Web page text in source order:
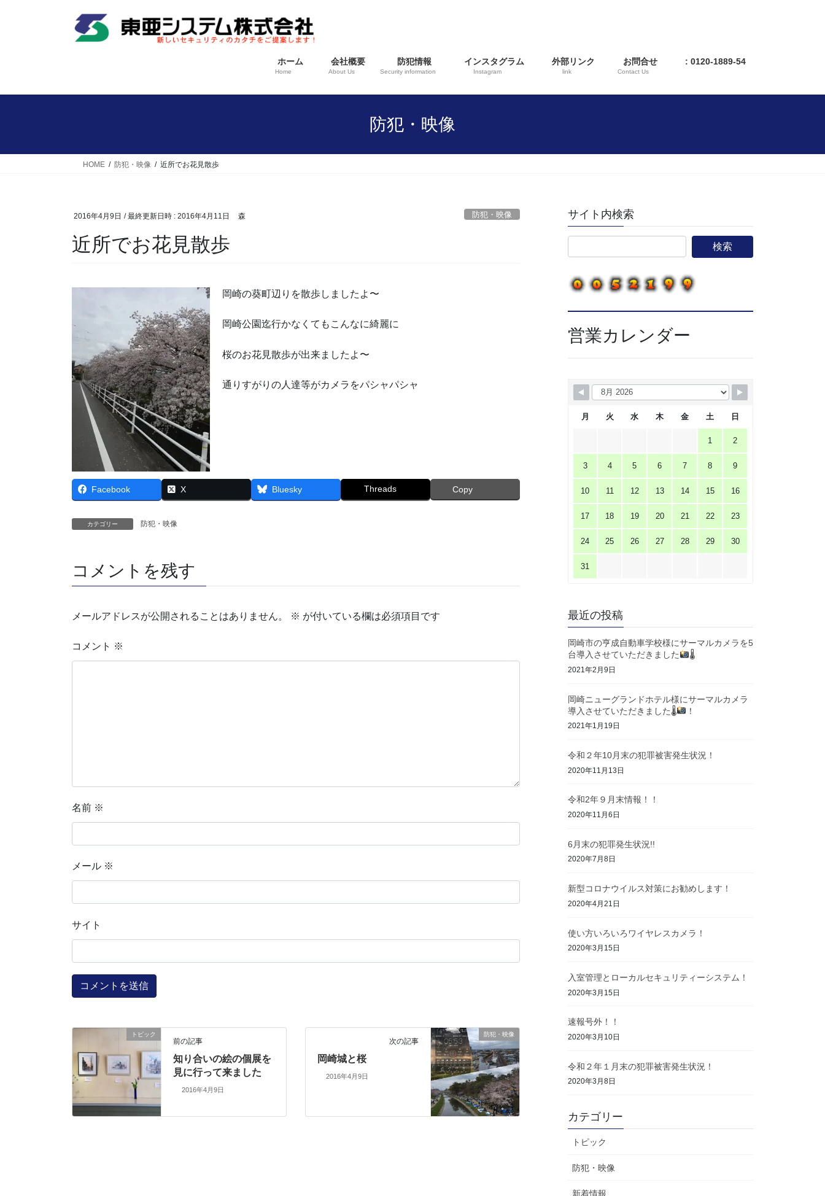
ス
ン
ホーム
Home
会社概要
About Us
防犯情報
Security information
インスタグラム
Instagram
外部リンク
link
お問合せ
Contact Us
: 0120-1889-54
防犯・映像
HOME 防犯・映像 近所でお花見散歩
2016年4月9日 / 最終更新日時 : 2016年4月11日 森 防犯・映像
近所でお花見散歩
岡崎の葵町辺りを散歩しましたよ〜
岡崎公園迄行かなくてもこんなに綺麗に
桜のお花見散歩が出来ましたよ〜
通りすがりの人達等がカメラをパシャパシャ
Facebook X Bluesky Threads Copy
カテゴリー 防犯・映像
コメントを残す
メールアドレスが公開されることはありません。 ※ が付いている欄は必須項目です
コメント ※
名前 ※
メール ※
サイト
トピック
前の記事
知り合いの絵の個展を
見に行って来ました
2016年4月9日
防犯・映像
次の記事
岡崎城と桜
2016年4月9日
サイト内検索
営業カレンダー
月 火 水 木 金 土 日
1 2
3 4 5 6 7 8 9
10 11 12 13 14 15 16
17 18 19 20 21 22 23
24 25 26 27 28 29 30
31
最近の投稿
岡崎市の亨成自動車学校様にサーマルカメラを5
台導入させていただきました
🌡
2021年2月9日
岡崎ニューグランドホテル様にサーマルカメラ
導入させていただきました🌡
！
2021年1月19日
令和２年10月末の犯罪被害発生状況！
2020年11月13日
令和2年９月末情報！！
2020年11月6日
6月末の犯罪発生状況!!
2020年7月8日
新型コロナウイルス対策にお勧めします！
2020年4月21日
使い方いろいろワイヤレスカメラ！
2020年3月15日
入室管理とローカルセキュリティーシステム！
2020年3月15日
速報号外！！
2020年3月10日
令和２年１月末の犯罪被害発生状況！
2020年3月8日
カテゴリー
トピック
防犯・映像
新着情報